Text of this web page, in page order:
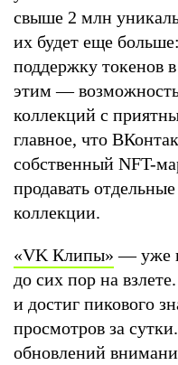
свыше 2 млн
их будет еще
поддержку токенов
этим —
коллекций с
главное, что
собственный NFT-
продавать
коллекции.
«VK Клипы» — уже
до сих пор на
и достиг пикового
просмотров за
обновлений